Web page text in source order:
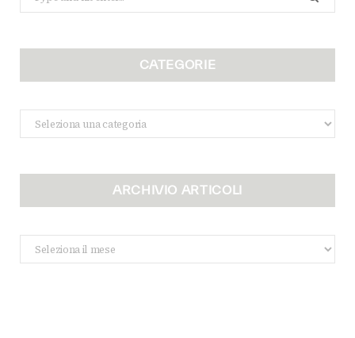
for:
CATEGORIE
Categorie
ARCHIVIO ARTICOLI
Archivio
Articoli